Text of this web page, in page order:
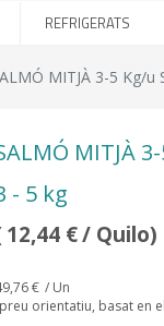
REFRIGERATS
MITJÀ 3-5 Kg/u
MITJÀ
- 5 kg
12,44 €/ Quilo)
€ / Un
orientatiu, basat en